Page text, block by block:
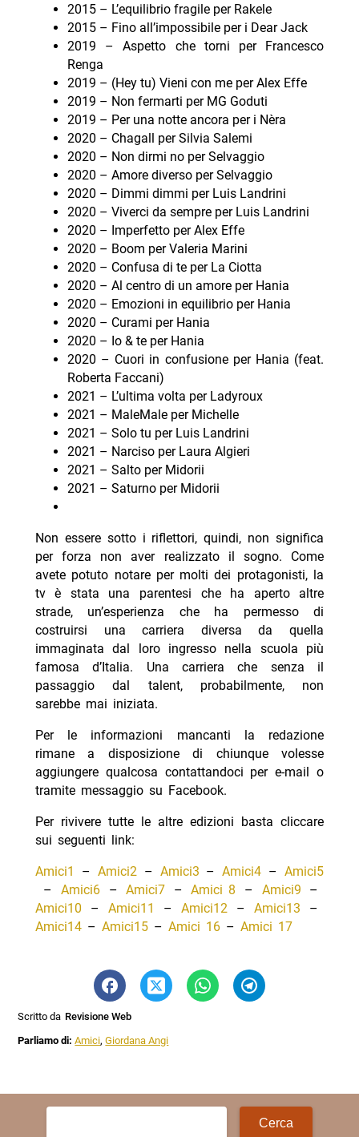
2015 – L’equilibrio fragile per Rakele
2015 – Fino all’impossibile per i Dear Jack
2019 – Aspetto che torni per Francesco
Renga
2019 – (Hey tu) Vieni con me per Alex Effe
2019 – Non fermarti per MG Goduti
2019 – Per una notte ancora per i Nèra
2020 – Chagall per Silvia Salemi
2020 – Non dirmi no per Selvaggio
2020 – Amore diverso per Selvaggio
2020 – Dimmi dimmi per Luis Landrini
2020 – Viverci da sempre per Luis Landrini
2020 – Imperfetto per Alex Effe
2020 – Boom per Valeria Marini
2020 – Confusa di te per La Ciotta
2020 – Al centro di un amore per Hania
2020 – Emozioni in equilibrio per Hania
2020 – Curami per Hania
2020 – Io & te per Hania
2020 – Cuori in confusione per Hania (feat.
Roberta Faccani)
2021 – L’ultima volta per Ladyroux
2021 – MaleMale per Michelle
2021 – Solo tu per Luis Landrini
2021 – Narciso per Laura Algieri
2021 – Salto per Midorii
2021 – Saturno per Midorii
Non essere sotto i riflettori, quindi, non significa
per forza non aver realizzato il sogno. Come
avete potuto notare per molti dei protagonisti, la
tv è stata una parentesi che ha aperto altre
strade, un’esperienza che ha permesso di
costruirsi una carriera diversa da quella
immaginata dal loro ingresso nella scuola più
famosa d’Italia. Una carriera che senza il
passaggio dal talent, probabilmente, non
sarebbe mai iniziata.
Per le informazioni mancanti la redazione
rimane a disposizione di chiunque volesse
aggiungere qualcosa contattandoci per e-mail o
tramite messaggio su Facebook.
Per rivivere tutte le altre edizioni basta cliccare
sui seguenti link:
Amici1 – Amici2– Amici3 –Amici4 –Amici5
–Amici6 –Amici7 –Amici 8 – Amici9 –
Amici10 – Amici11 –Amici12 –Amici13 –
Amici14– Amici15– Amici 16– Amici 17
Scritto da Revisione Web
Parliamo di:Amici,Giordana Angi
Ricerca